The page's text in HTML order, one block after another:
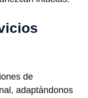
de
adaptándonos